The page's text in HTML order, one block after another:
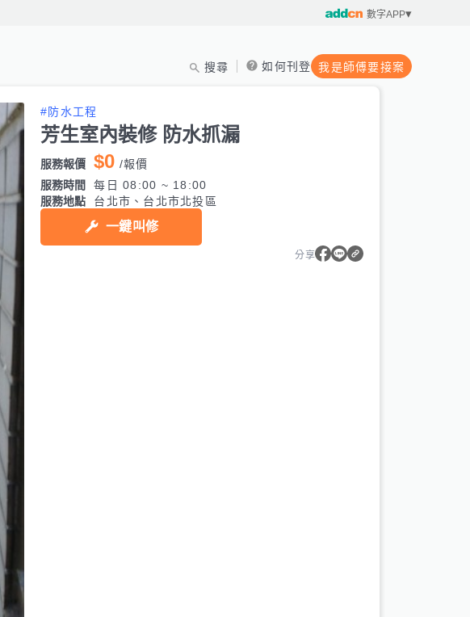
數字APP
搜尋 如何刊登 我是師傅要接案
#防水工程
芳生室內裝修 防水抓漏
服務報價 $0 /報價
服務時間
每日 08:00 ~ 18:00
服務地點
台北市、台北市北投區
一鍵叫修
分享